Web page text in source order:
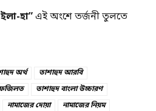
হা”এই অংশে তর্জনী তুলতে
অর্থ
তাশাহুদ আরবি
ফজিলত
তাশাহুদ বাংলা উচ্চারণ
নামাজের দোয়া নামাজের নিয়ম